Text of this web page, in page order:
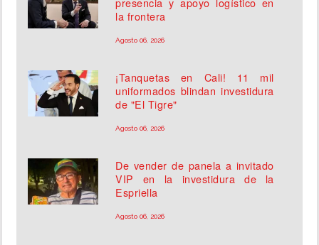
la frontera
Agosto 06, 2026
¡Tanquetas en Cali! 11 mil
uniformados blindan investidura
de "El Tigre"
Agosto 06, 2026
De vender de panela a invitado
VIP en la investidura de la
Espriella
Agosto 06, 2026